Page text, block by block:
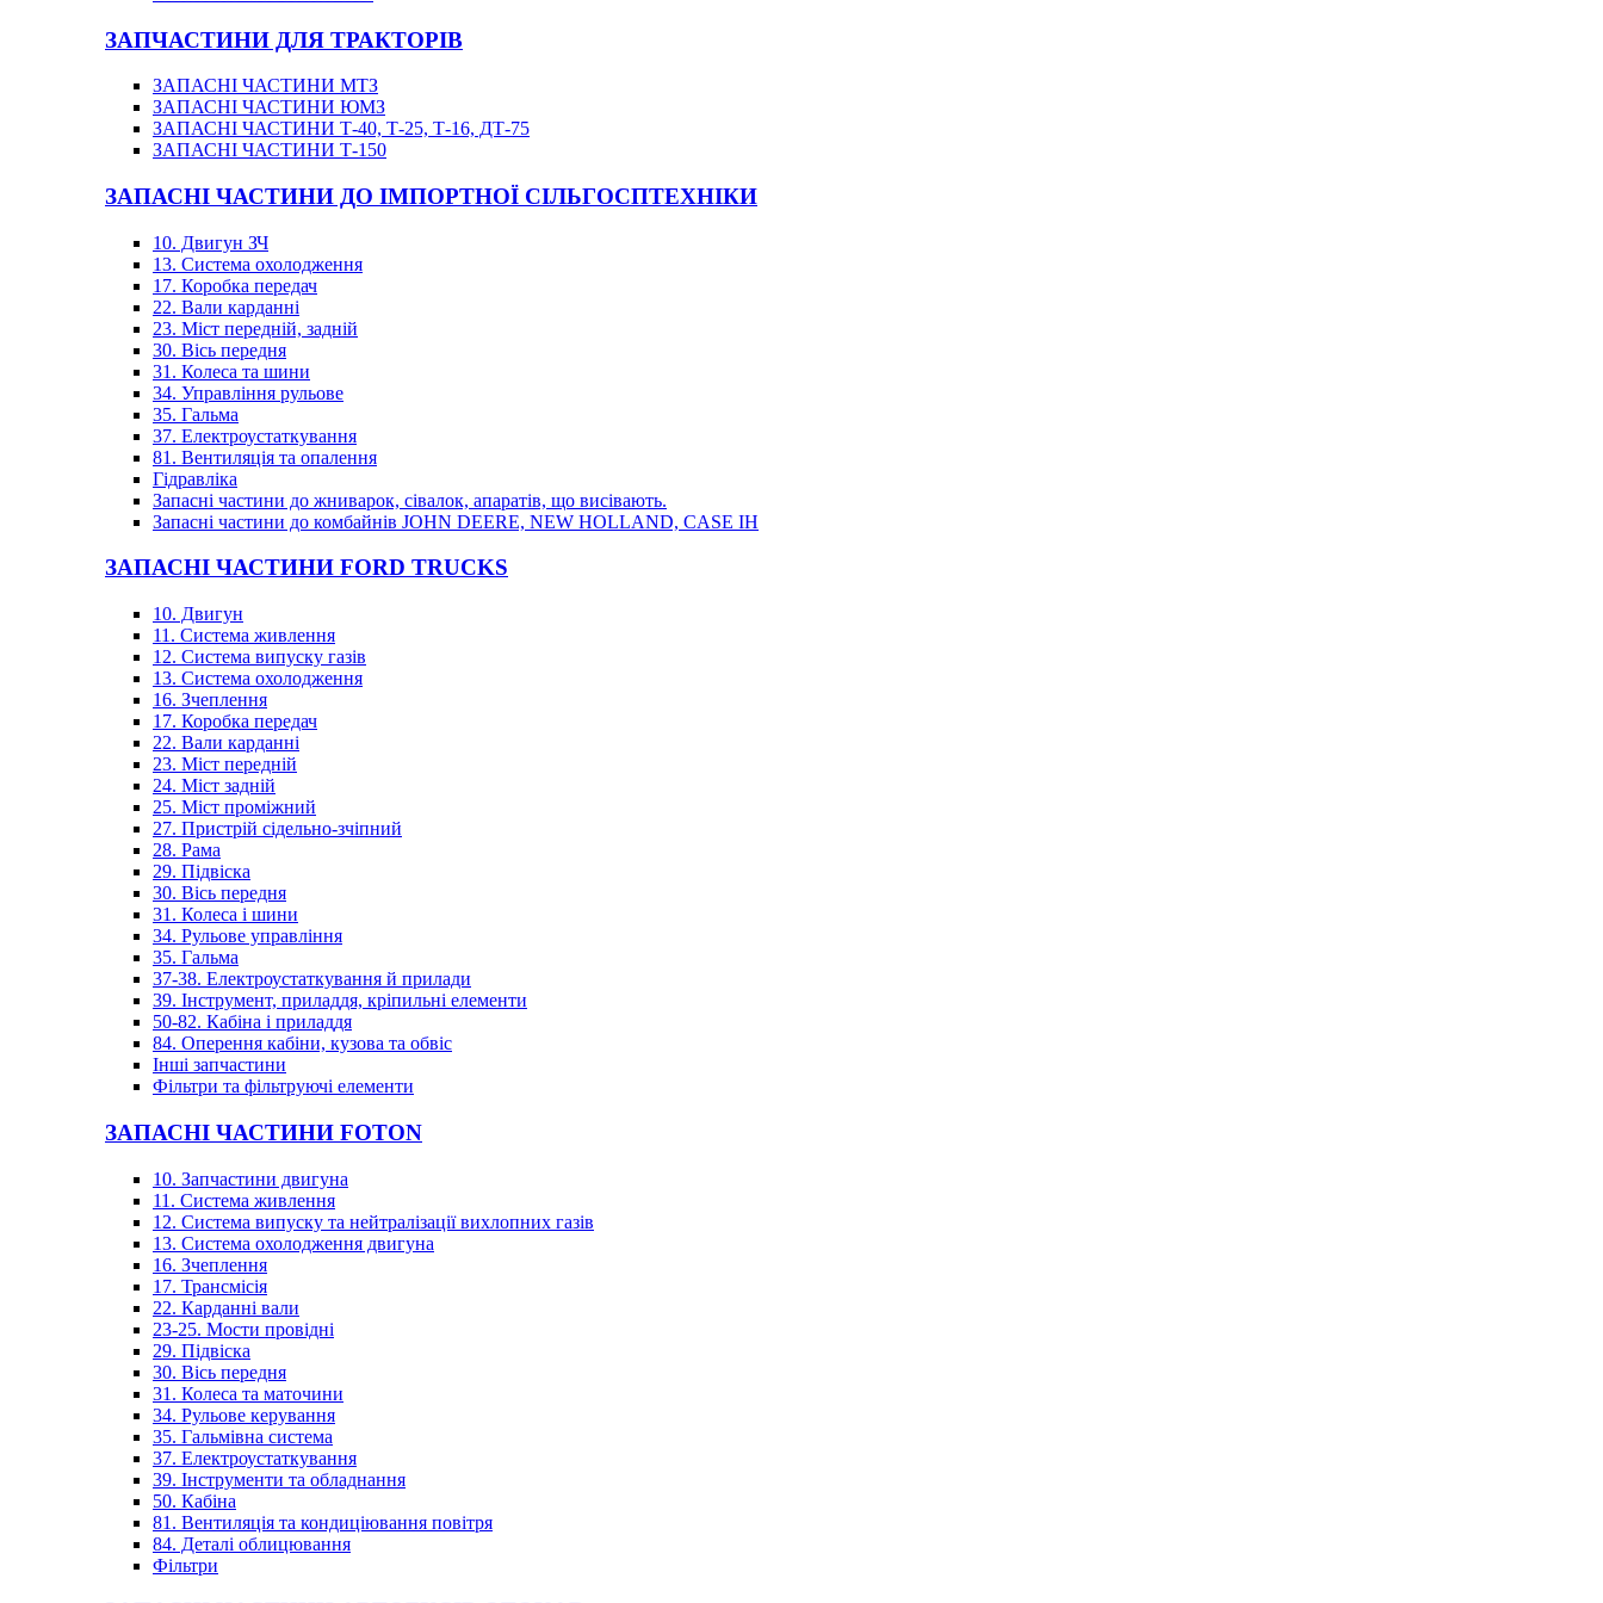
ЗАПЧАСТИНИ ДЛЯ ТРАКТОРІВ
ЗАПАСНІ ЧАСТИНИ МТЗ
ЗАПАСНІ ЧАСТИНИ ЮМЗ
ЗАПАСНІ ЧАСТИНИ Т-40, Т-25, Т-16, ДТ-75
ЗАПАСНІ ЧАСТИНИ Т-150
ЗАПАСНІ ЧАСТИНИ ДО ІМПОРТНОЇ СІЛЬГОСПТЕХНІКИ
10. Двигун ЗЧ
13. Система охолодження
17. Коробка передач
22. Вали карданні
23. Міст передній, задній
30. Вісь передня
31. Колеса та шини
34. Управління рульове
35. Гальма
37. Електроустаткування
81. Вентиляція та опалення
Гідравліка
Запасні частини до жниварок, сівалок, апаратів, що висівають.
Запасні частини до комбайнів JOHN DEERE, NEW HOLLAND, CASE IH
ЗАПАСНІ ЧАСТИНИ FORD TRUCKS
10. Двигун
11. Система живлення
12. Система випуску газів
13. Система охолодження
16. Зчеплення
17. Коробка передач
22. Вали карданні
23. Міст передній
24. Міст задній
25. Міст проміжний
27. Пристрій сідельно-зчіпний
28. Рама
29. Підвіска
30. Вісь передня
31. Колеса і шини
34. Рульове управління
35. Гальма
37-38. Електроустаткування й прилади
39. Інструмент, приладдя, кріпильні елементи
50-82. Кабіна і приладдя
84. Оперення кабіни, кузова та обвіс
Інші запчастини
Фільтри та фільтруючі елементи
ЗАПАСНІ ЧАСТИНИ FOTON
10. Запчастини двигуна
11. Система живлення
12. Система випуску та нейтралізації вихлопних газів
13. Система охолодження двигуна
16. Зчеплення
17. Трансмісія
22. Карданні вали
23-25. Мости провідні
29. Підвіска
30. Вісь передня
31. Колеса та маточини
34. Рульове керування
35. Гальмівна система
37. Електроустаткування
39. Інструменти та обладнання
50. Кабіна
81. Вентиляція та кондиціювання повітря
84. Деталі облицювання
Фільтри